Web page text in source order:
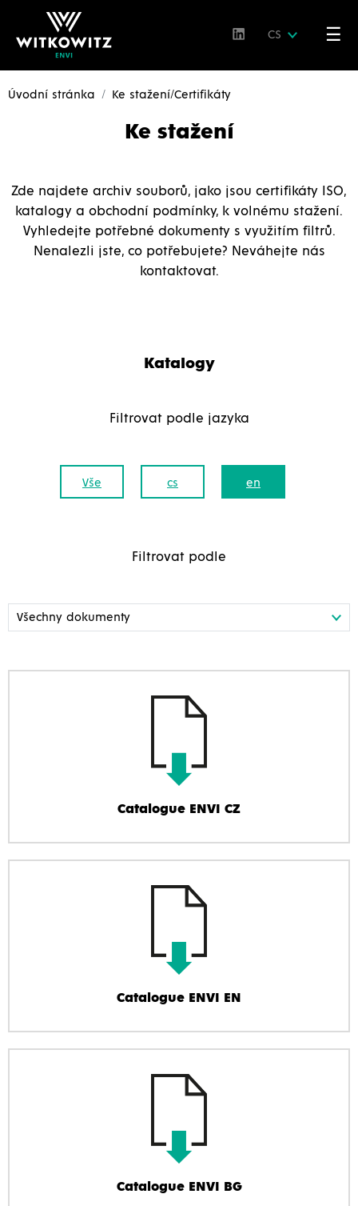
CS ☰
Úvodní stránka Ke stažení/Certifikáty
Ke stažení
Zde najdete archiv souborů, jako jsou certifikáty ISO,
katalogy a obchodní podmínky, k volnému stažení.
Vyhledejte potřebné dokumenty s využitím filtrů.
Nenalezli jste, co potřebujete? Neváhejte nás
kontaktovat.
Katalogy
Filtrovat podle jazyka
Vše cs en
Filtrovat podle
Catalogue ENVI CZ
Catalogue ENVI EN
Catalogue ENVI BG